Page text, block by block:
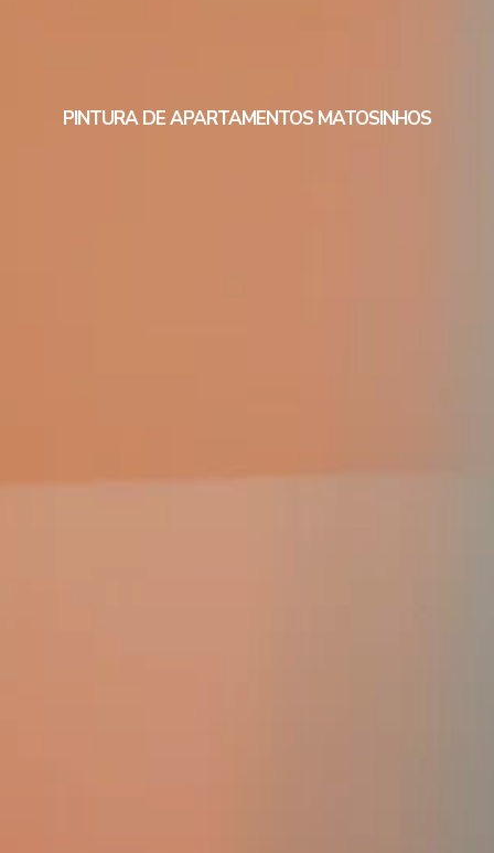
PINTURA DE APARTAMENTOS MATOSINHOS